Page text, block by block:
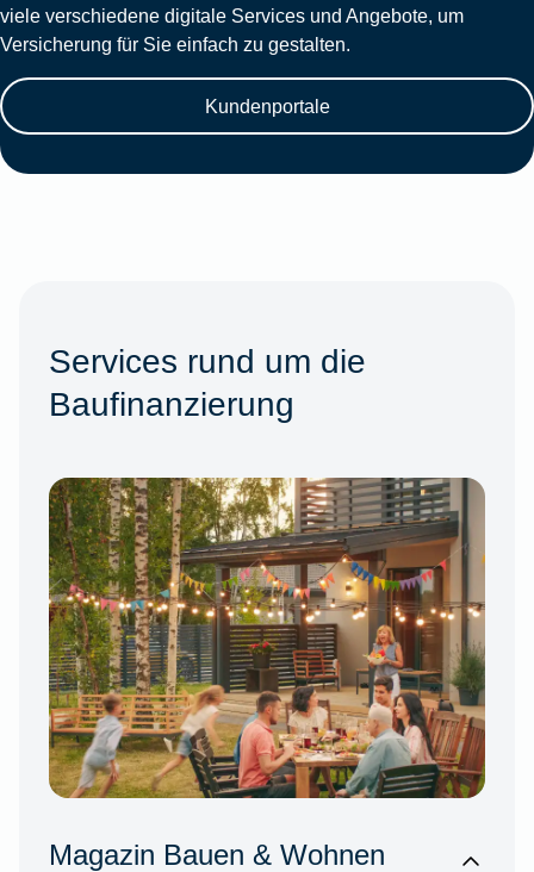
viele verschiedene digitale Services und Angebote, um
Versicherung für Sie einfach zu gestalten.
Kundenportale
Services rund um die
Baufinanzierung
Magazin Bauen & Wohnen